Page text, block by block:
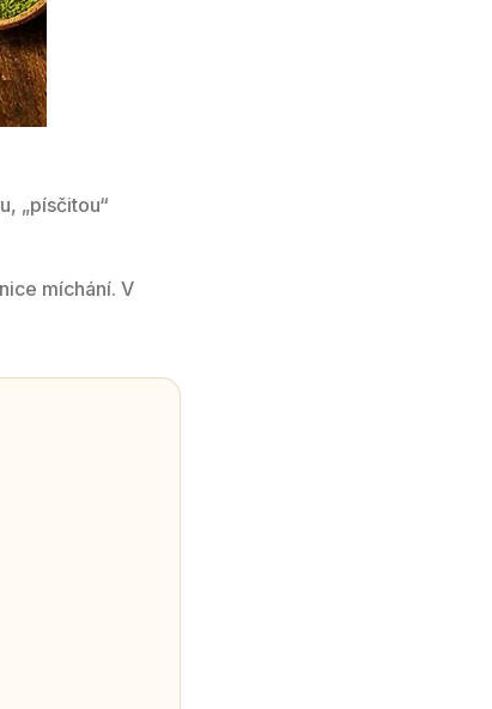
„písčitou“
míchání. V